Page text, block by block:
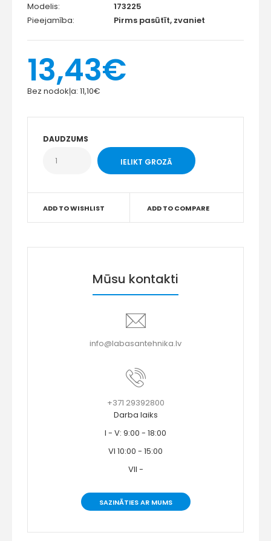
Modelis:
173225
Pieejamība:
Pirms pasūtīt, zvaniet
13,43€
Bez nodokļa: 11,10€
DAUDZUMS
ADD TO WISHLIST ADD TO COMPARE
Mūsu kontakti
info@labasantehnika.lv
+371 29392800
Darba laiks
I - V: 9:00 - 18:00
VI 10:00 - 15:00
VII -
SAZINĀTIES AR MUMS